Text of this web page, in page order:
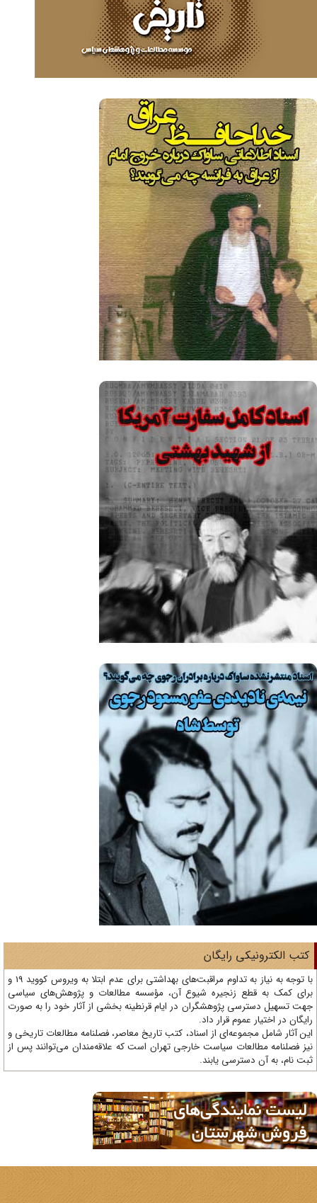
الکترونیکی رایگان
با توجه به نیاز به تداوم مراقبت‌های بهداشتی برای عدم ابتلا به ویروس کووید 19 و
کمک به قطع زنجیره شیوع آن، مؤسسه مطالعات و پژوهش‌های سیاسی
تسهیل دسترسی پژوهشگران در ایام قرنطینه بخشی از آثار خود را به صورت
در اختیار عموم قرار داد.
آثار شامل مجموعه‌ای از اسناد، کتب تاریخ معاصر، فصلنامه‌ مطالعات تاریخی و
فصلنامه مطالعات سیاست خارجی تهران است که علاقه‌مندان می‌توانند پس از
نام، به آن دسترسی یابند.